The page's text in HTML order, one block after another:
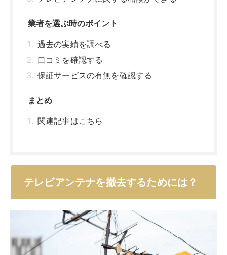
テレビアンテナを撤去するためには、高所作業やアンテ
ナ環境に関する専門知識と経験が必要です。「自分でで
きるのはどこまで？」「業者でないとだめなの？」とい